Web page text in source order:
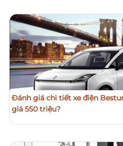
Đánh giá chi tiết xe điện
giá 550 triệu?